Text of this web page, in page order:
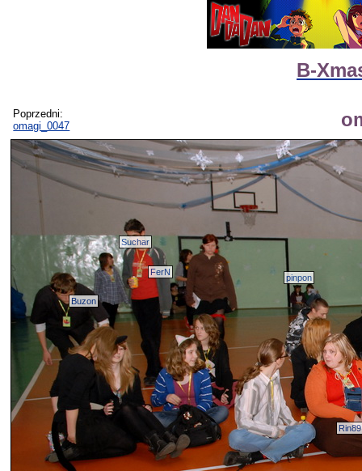
B-
Poprzedni:
omagi_0047
Buzon
FerN
pinpon
Rin89
Suchar